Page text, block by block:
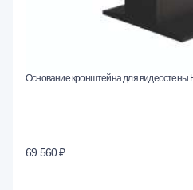
Основание кронштейна для видеостены
69 560 ₽